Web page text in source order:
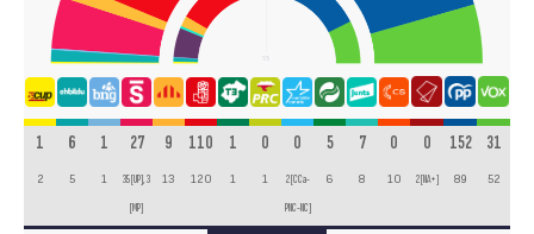
1 6 1 27 9 110 1 0 0 5 7 0 0 152 31
2 5 1
35 [UP], 3
[MP]
13 120 1 1
2 [CCa-
PNC-NC]
6 8 10 2 [NA+] 89 52